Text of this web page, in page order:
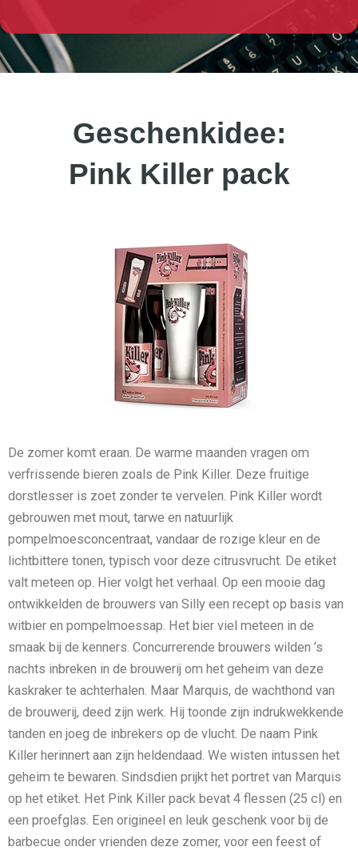
Geschenkidee:
Pink Killer pack
De zomer komt eraan. De warme maanden vragen om
verfrissende bieren zoals de Pink Killer. Deze fruitige
dorstlesser is zoet zonder te vervelen. Pink Killer wordt
gebrouwen met mout, tarwe en natuurlijk
pompelmoesconcentraat, vandaar de rozige kleur en de
lichtbittere tonen, typisch voor deze citrusvrucht. De etiket
valt meteen op. Hier volgt het verhaal. Op een mooie dag
ontwikkelden de brouwers van Silly een recept op basis van
witbier en pompelmoessap. Het bier viel meteen in de
smaak bij de kenners. Concurrerende brouwers wilden ’s
nachts inbreken in de brouwerij om het geheim van deze
kaskraker te achterhalen. Maar Marquis, de wachthond van
de brouwerij, deed zijn werk. Hij toonde zijn indrukwekkende
tanden en joeg de inbrekers op de vlucht. De naam Pink
Killer herinnert aan zijn heldendaad. We wisten intussen het
geheim te bewaren. Sindsdien prijkt het portret van Marquis
op het etiket. Het Pink Killer pack bevat 4 flessen (25 cl) en
een proefglas. Een origineel en leuk geschenk voor bij de
barbecue onder vrienden deze zomer, voor een feest of